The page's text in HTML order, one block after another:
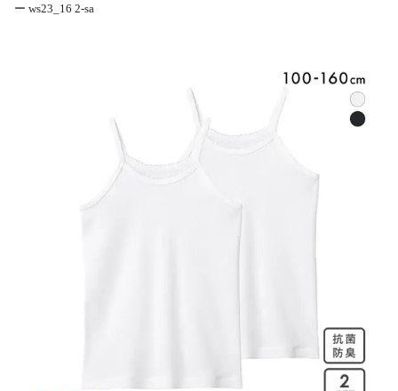
ー ws23_16 2-sa